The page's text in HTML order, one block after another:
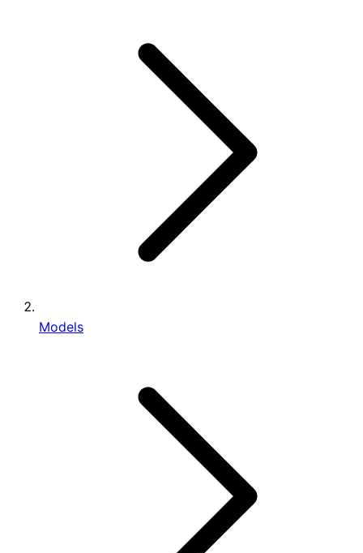
Models